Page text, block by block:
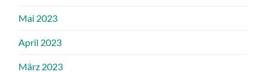
Mai 2023
April 2023
März 2023